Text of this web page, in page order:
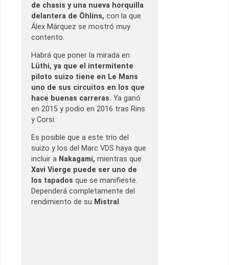
de chasis y una nueva horquilla
delantera de Öhlins, con la que
Álex Márquez se mostró muy
contento.
Habrá que poner la mirada en
Lüthi, ya que el intermitente
piloto suizo tiene en Le Mans
uno de sus circuitos en los que
hace buenas carreras. Ya ganó
en 2015 y podio en 2016 tras Rins
y Corsi.
Es posible que a este trío del
suizo y los del Marc VDS haya que
incluir a Nakagami, mientras que
Xavi Vierge puede ser uno de
los tapados que se manifieste.
Dependerá completamente del
rendimiento de su Mistral .